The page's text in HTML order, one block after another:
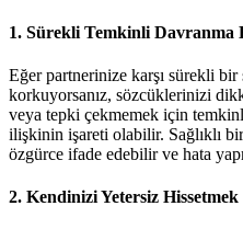
1. Sürekli Temkinli Davranma
Eğer partnerinize karşı sürekli bir
korkuyorsanız, sözcüklerinizi
veya tepki çekmemek için
ilişkinin işareti olabilir. Sağlıklı
özgürce ifade edebilir ve hata
2. Kendinizi Yetersiz Hissetmek